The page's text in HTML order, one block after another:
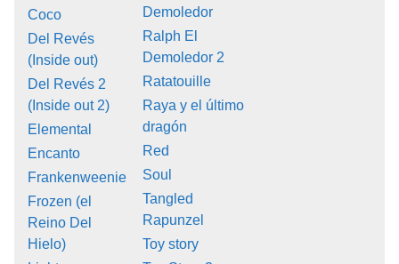
Coco
Del Revés
(Inside out)
Del Revés 2
(Inside out 2)
Elemental
Encanto
Frankenweenie
Frozen (el
Reino Del
Hielo)
Demoledor
Ralph El
Demoledor 2
Ratatouille
Raya y el último
dragón
Red
Soul
Tangled
Rapunzel
Toy story